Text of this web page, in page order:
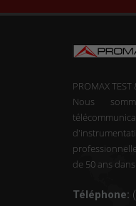
PROMAX
Nous
de 50 ans
Téléphone: